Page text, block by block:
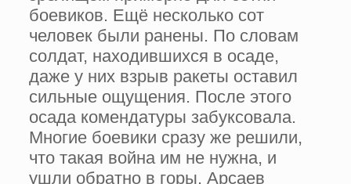
боевиков. Ещё несколько сот
человек были ранены. По словам
солдат, находившихся в осаде,
даже у них взрыв ракеты оставил
сильные ощущения. После этого
осада комендатуры забуксовала.
Многие боевики сразу же решили,
что такая война им не нужна, и
ушли обратно в горы. Арсаев